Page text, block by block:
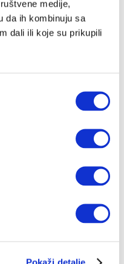
medije,
da ih kombinuju sa
dali ili koje su prikupili
pamtimo iz prve serije
"Beverli Hils 90210",
po svojim pravilima, i
cenu